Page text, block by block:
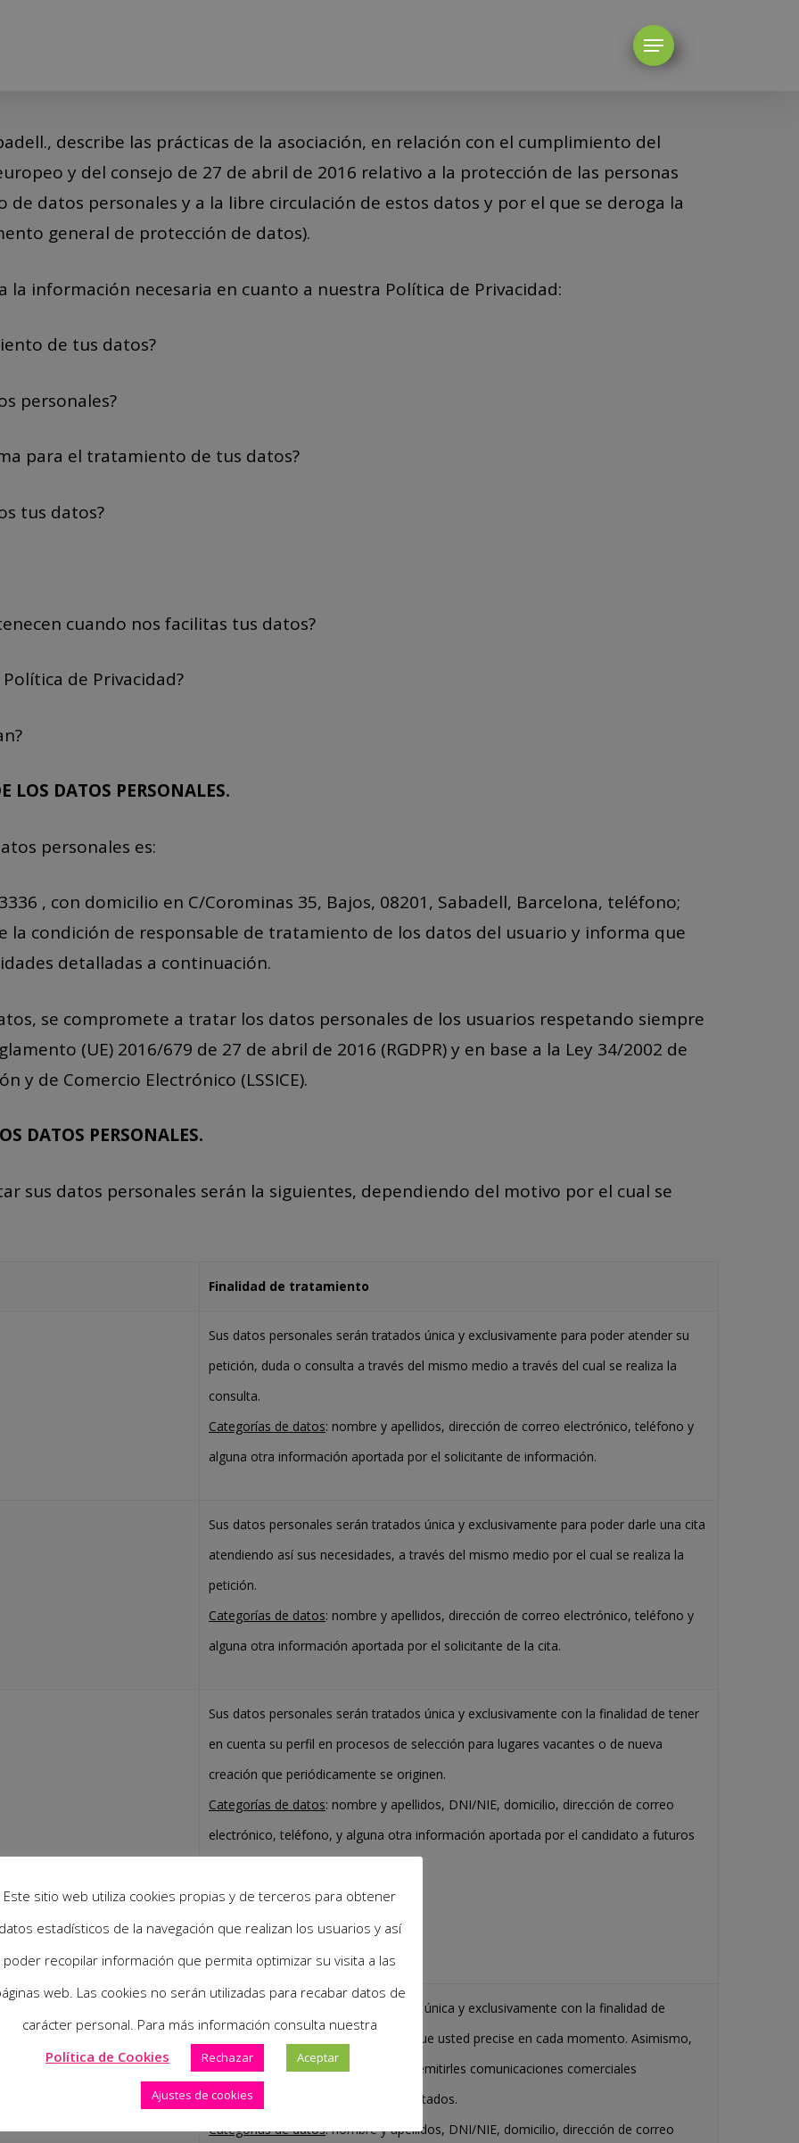
describe las prácticas de la asociación, en relación con el cumplimiento del
y del consejo de 27 de abril de 2016 relativo a la protección de las personas
datos personales y a la libre circulación de estos datos y por el que se deroga la
general de protección de datos).
información necesaria en cuanto a nuestra Política de Privacidad:
de tus datos?
personales?
para el tratamiento de tus datos?
tus datos?
cuando nos facilitas tus datos?
de Privacidad?
LOS DATOS PERSONALES.
personales es:
, con domicilio en C/Corominas 35, Bajos, 08201, Sabadell, Barcelona, teléfono;
la condición de responsable de tratamiento de los datos del usuario y informa que
detalladas a continuación.
se compromete a tratar los datos personales de los usuarios respetando siempre
(UE) 2016/679 de 27 de abril de 2016 (RGDPR) y en base a la Ley 34/2002 de
y de Comercio Electrónico (LSSICE).
DATOS PERSONALES.
sus datos personales serán la siguientes, dependiendo del motivo por el cual se
Finalidad de tratamiento
Sus datos personales serán tratados única y exclusivamente para poder atender su
petición, duda o consulta a través del mismo medio a través del cual se realiza la
consulta.
Categorías de datos: nombre y apellidos, dirección de correo electrónico, teléfono y
alguna otra información aportada por el solicitante de información.
Sus datos personales serán tratados única y exclusivamente para poder darle una cita
atendiendo así sus necesidades, a través del mismo medio por el cual se realiza la
petición.
Categorías de datos: nombre y apellidos, dirección de correo electrónico, teléfono y
alguna otra información aportada por el solicitante de la cita.
Sus datos personales serán tratados única y exclusivamente con la finalidad de tener
en cuenta su perfil en procesos de selección para lugares vacantes o de nueva
creación que periódicamente se originen.
Categorías de datos: nombre y apellidos, DNI/NIE, domicilio, dirección de correo
electrónico, teléfono, y alguna otra información aportada por el candidato a futuros
Sus datos personales serán tratados única y exclusivamente con la finalidad de
prestar los servicios buco-dentales que usted precise en cada momento. Asimismo,
también podrán ser utilizados para remitirles comunicaciones comerciales
relacionadas con los servicios contratados.
Categorías de datos: nombre y apellidos, DNI/NIE, domicilio, dirección de correo
Este sitio web utiliza cookies propias y de terceros para obtener
datos estadísticos de la navegación que realizan los usuarios y así
poder recopilar información que permita optimizar su visita a las
web. Las cookies no serán utilizadas para recabar datos de
carácter personal. Para más información consulta nuestra
Política de Cookies
Rechazar Aceptar
Ajustes de cookies